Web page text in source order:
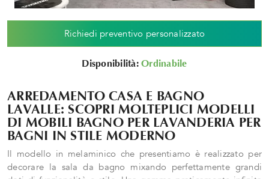
Richiedi preventivo personalizzato
Disponibilità:Ordinabile
ARREDAMENTO CASA E BAGNO
LAVALLE: SCOPRI MOLTEPLICI MODELLI
DI MOBILI BAGNO PER LAVANDERIA PER
BAGNI IN STILE MODERNO
Il modello in melaminico che presentiamo è realizzato per
decorare la sala da bagno mixando perfettamente grandi